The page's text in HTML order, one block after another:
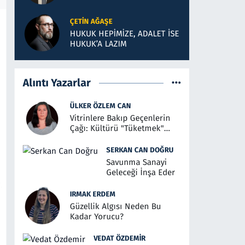
ÇETIN AĞAŞE
HUKUK HEPİMİZE, ADALET İSE
HUKUK’A LAZIM
Alıntı Yazarlar
ÜLKER ÖZLEM CAN
Vitrinlere Bakıp Geçenlerin
Çağı: Kültürü "Tüketmek"
SERKAN CAN DOĞRU
Savunma Sanayi
Geleceği İnşa Eder
IRMAK ERDEM
Güzellik Algısı Neden Bu
Kadar Yorucu?
VEDAT ÖZDEMIR